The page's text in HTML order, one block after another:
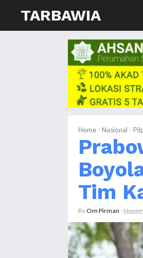
TARBAWIA
Home › Nasional ›
Tim
ByOm Pirman -